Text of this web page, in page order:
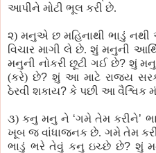
આપીને મોટી ભૂલ કરી છે.
૨) મનુએ છ મહિનાથી ભાડું
વિચાર માગી લે છે. શું મનુની
મનુની નોકરી છૂટી ગઈ છે? શું
(કરે) છે? શું આ માટે રાજ્ય
ઠેરવી શકાય? કે પછી આ વૈશ્વિક
૩) કનુ મનુ ને ‘ગમે તેમ કરીને’
ખૂબ જ વાંધાજનક છે. ગમે તેમ
ભાડું ભરે તેવું કનુ ઇચ્છે છે? શું